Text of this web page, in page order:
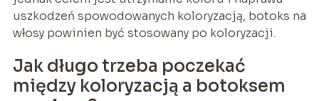
uszkodzeń spowodowanych koloryzacją, botoks na
włosy powinien być stosowany po koloryzacji.
Jak długo trzeba poczekać
między koloryzacją a botoksem